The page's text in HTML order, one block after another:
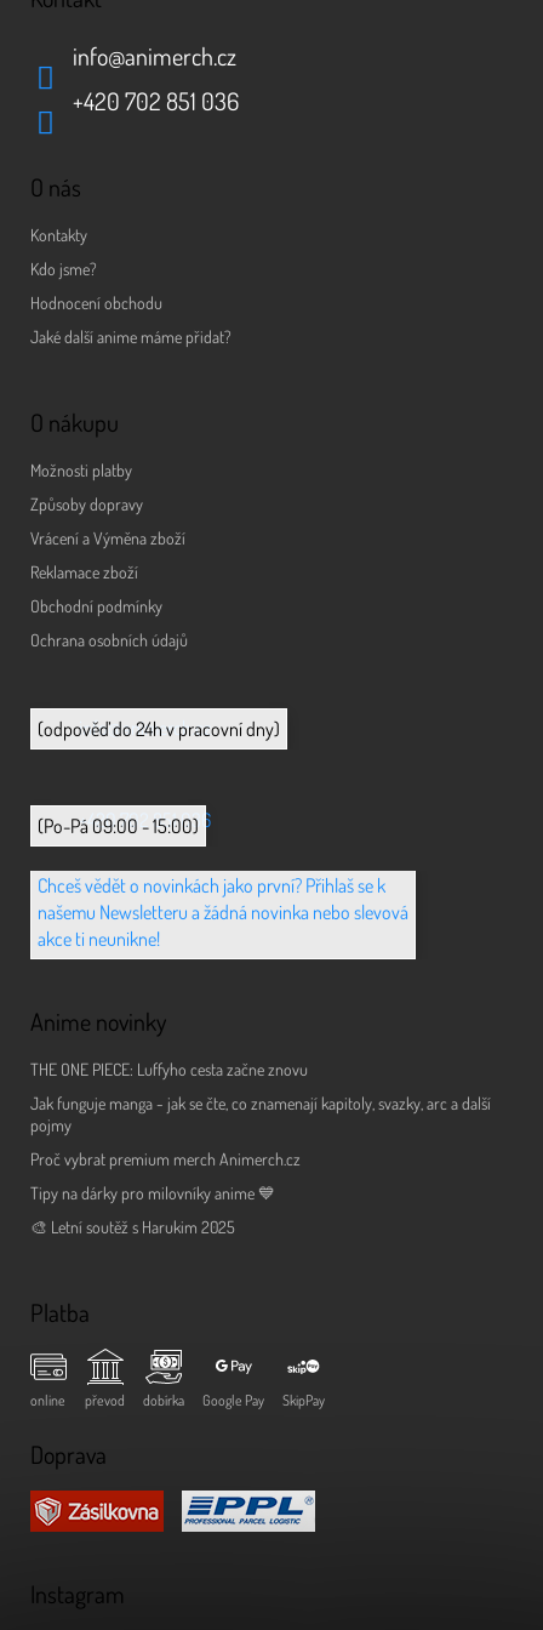
info@animerch.cz
+420 702 851 036
O nás
Kontakty
Kdo jsme?
Hodnocení obchodu
Jaké další anime máme přidat?
O nákupu
Možnosti platby
Způsoby dopravy
Vrácení a Výměna zboží
Reklamace zboží
Obchodní podmínky
Ochrana osobních údajů
info@animerch.cz
(odpověď do 24h v pracovní dny)
+420 702 851 036
(Po-Pá 09:00 - 15:00)
Chceš vědět o novinkách jako první? Přihlaš se k
našemu Newsletteru a žádná novinka nebo slevová
akce ti neunikne!
Anime novinky
THE ONE PIECE: Luffyho cesta začne znovu
Jak funguje manga - jak se čte, co znamenají kapitoly, svazky, arc a další
pojmy
Proč vybrat premium merch Animerch.cz
Tipy na dárky pro milovníky anime 💙
🎨 Letní soutěž s Harukim 2025
Platba
online převod dobírka Google Pay SkipPay
Doprava
Instagram